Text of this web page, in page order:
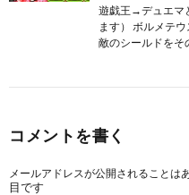
遊戯王→デュエマ
ます） ボルメテ
敵のシールドを
コメントを書く
メールアドレスが公開されることは
目です